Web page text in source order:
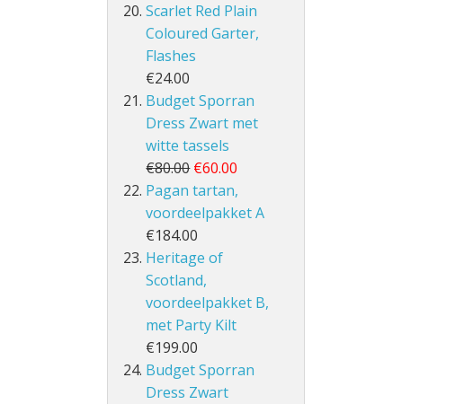
Scarlet Red Plain
Coloured Garter,
Flashes
€24.00
Budget Sporran
Dress Zwart met
witte tassels
€80.00 €60.00
Pagan tartan,
voordeelpakket A
€184.00
Heritage of
Scotland,
voordeelpakket B,
met Party Kilt
€199.00
Budget Sporran
Dress Zwart